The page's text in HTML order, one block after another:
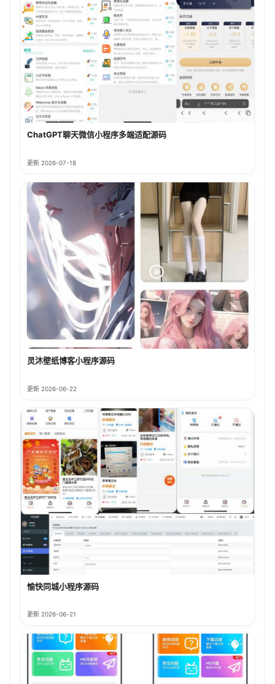
ChatGPT聊天微信小程序多端适配源码
更新 2026-07-18
灵沐壁纸博客小程序源码
更新 2026-06-22
愉快同城小程序源码
更新 2026-06-21